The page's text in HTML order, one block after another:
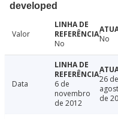
developed
Valor
No
No
Data
6 de
novembro
de 2012
26 de
de